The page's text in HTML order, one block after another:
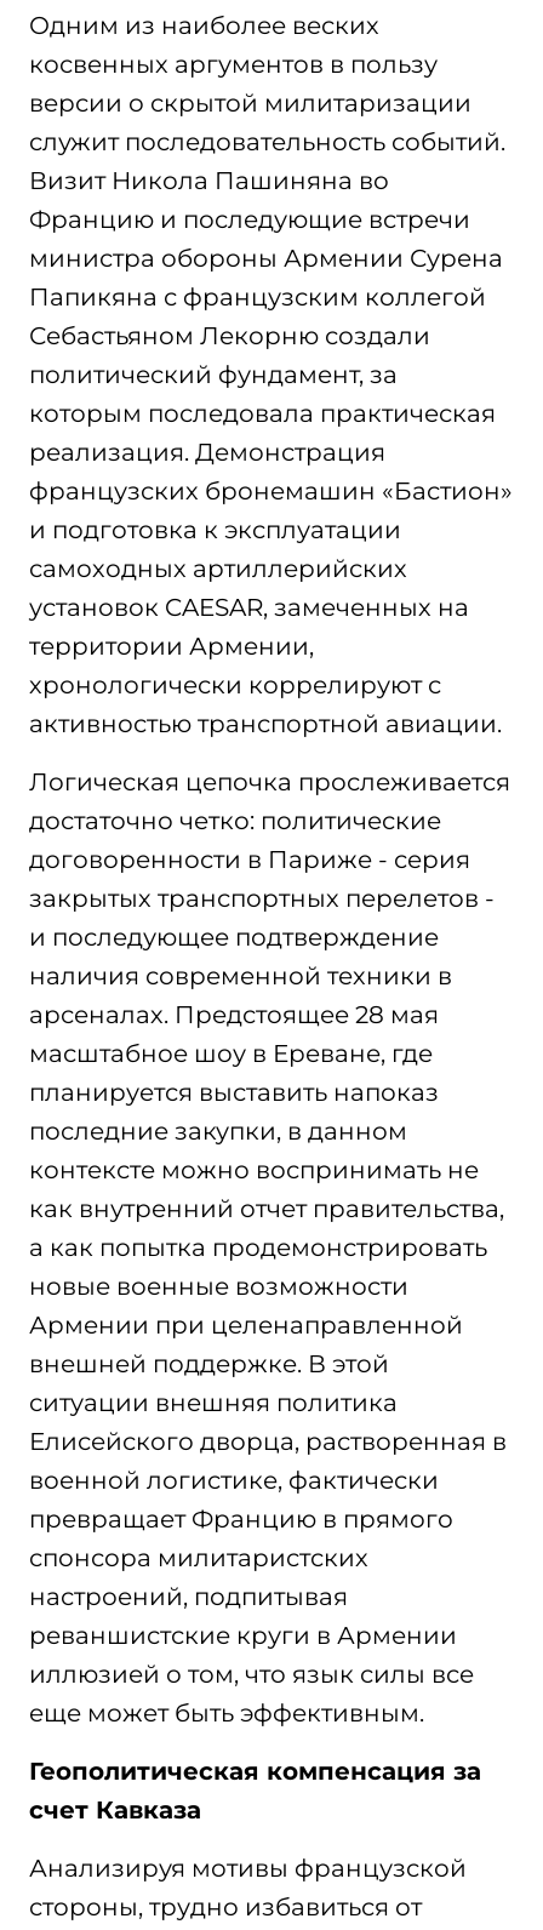
Одним из наиболее веских
косвенных аргументов в пользу
версии о скрытой милитаризации
служит последовательность событий.
Визит Никола Пашиняна во
Францию и последующие встречи
министра обороны Армении Сурена
Папикяна с французским коллегой
Себастьяном Лекорню создали
политический фундамент, за
которым последовала практическая
реализация. Демонстрация
французских бронемашин «Бастион»
и подготовка к эксплуатации
самоходных артиллерийских
установок CAESAR, замеченных на
территории Армении,
хронологически коррелируют с
активностью транспортной авиации.
Логическая цепочка прослеживается
достаточно четко: политические
договоренности в Париже - серия
закрытых транспортных перелетов -
и последующее подтверждение
наличия современной техники в
арсеналах. Предстоящее 28 мая
масштабное шоу в Ереване, где
планируется выставить напоказ
последние закупки, в данном
контексте можно воспринимать не
как внутренний отчет правительства,
а как попытка продемонстрировать
новые военные возможности
Армении при целенаправленной
внешней поддержке. В этой
ситуации внешняя политика
Елисейского дворца, растворенная в
военной логистике, фактически
превращает Францию в прямого
спонсора милитаристских
настроений, подпитывая
реваншистские круги в Армении
иллюзией о том, что язык силы все
еще может быть эффективным.
Геополитическая компенсация за
счет Кавказа
Анализируя мотивы французской
стороны, трудно избавиться от